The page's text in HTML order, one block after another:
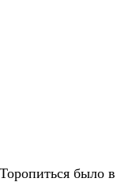
было